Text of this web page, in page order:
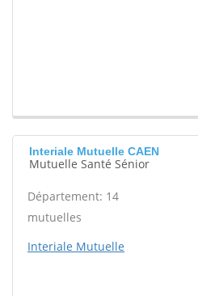
Interiale Mutuelle CAEN
Mutuelle Santé Sénior
Département: 14
mutuelles
Interiale Mutuelle